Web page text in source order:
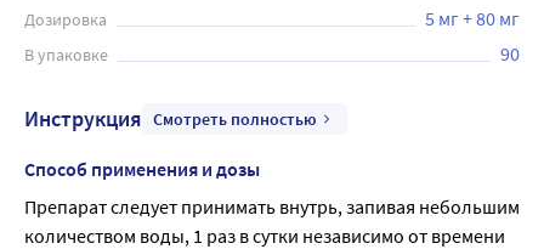
Дозировка 5 мг + 80 мг
В упаковке 90
Инструкция Смотреть полностью
Способ применения и дозы
Препарат следует принимать внутрь, запивая небольшим
количеством воды, 1 раз в сутки независимо от времени